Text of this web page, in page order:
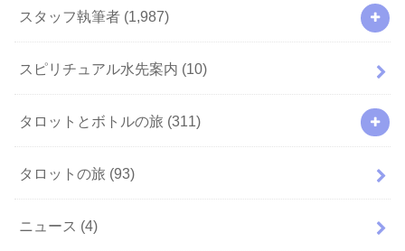
スタッフ執筆者 (1,987)
スピリチュアル水先案内 (10)
タロットとボトルの旅 (311)
タロットの旅 (93)
ニュース (4)